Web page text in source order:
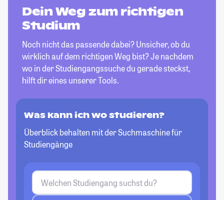
Dein Weg zum richtigen
Studium
Noch nicht das passende dabei? Unsicher, ob du
wirklich auf dem richtigen Weg bist? Je nachdem
wo in der Studiengangssuche du gerade steckst,
hilft dir eines unserer Tools.
Was kann ich wo studieren?
Überblick behalten mit der Suchmaschine für
Studiengänge